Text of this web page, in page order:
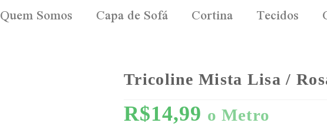
Quem Somos Capa de Sofá Cortina Tecidos
Tricoline Mista Lisa /
R$14,99 o Metro